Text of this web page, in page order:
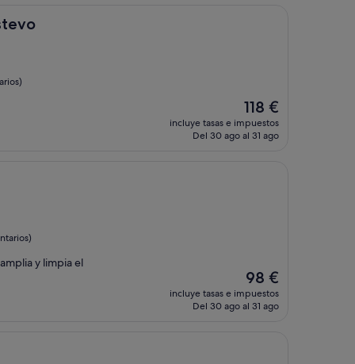
El
precio
actual
118 €
incluye tasas e impuestos
Del 30 ago al 31 ago
y limpia el
El
precio
actual
98 €
incluye tasas e impuestos
Del 30 ago al 31 ago